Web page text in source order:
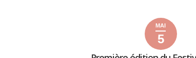
5
mai
6
mai
MAI
5
2026